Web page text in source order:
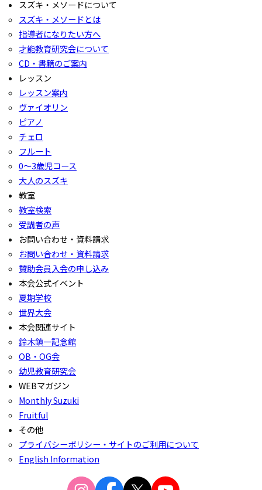
スズキ・メソードについて
スズキ・メソードとは
指導者になりたい方へ
才能教育研究会について
CD・書籍のご案内
レッスン
レッスン案内
ヴァイオリン
ピアノ
チェロ
フルート
0〜3歳児コース
大人のスズキ
教室
教室検索
受講者の声
お問い合わせ・資料請求
お問い合わせ・資料請求
賛助会員入会の申し込み
本会公式イベント
夏期学校
世界大会
本会関連サイト
鈴木鎮一記念館
OB・OG会
幼児教育研究会
WEBマガジン
Monthly Suzuki
Fruitful
その他
プライバシーポリシー・サイトのご利用について
English Information